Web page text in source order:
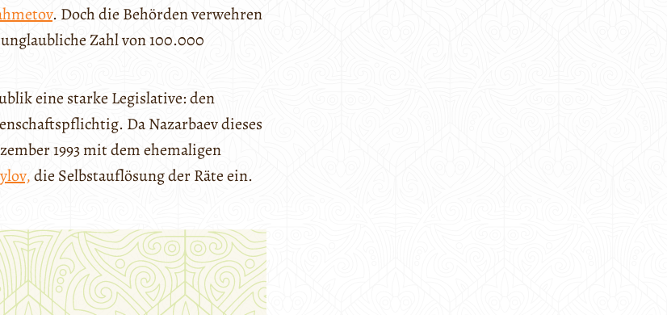
. Doch die Behörden verwehren
Zahl von 100.000
eine starke Legislative: den
Da Nazarbaev dieses
1993 mit dem ehemaligen
die Selbstauflösung der Räte ein.